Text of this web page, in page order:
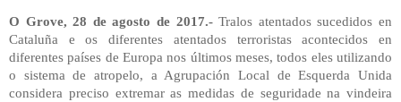
O Grove, 28 de agosto de 2017.-Tralos atentados sucedidos en
Cataluña e os diferentes atentados terroristas acontecidos en
diferentes países de Europa nos últimos meses, todos eles utilizando
o sistema de atropelo, a Agrupación Local de Esquerda Unida
considera preciso extremar as medidas de seguridade na vindeira